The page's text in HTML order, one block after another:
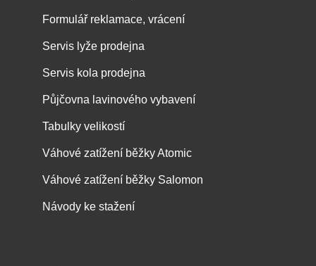
Formulář reklamace, vrácení
Servis lyže prodejna
Servis kola prodejna
Půjčovna lavinového vybavení
Tabulky velikostí
Váhové zatížení běžky Atomic
Váhové zatížení běžky Salomon
Návody ke stažení